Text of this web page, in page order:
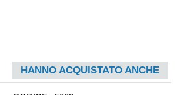
HANNO ACQUISTATO ANCHE